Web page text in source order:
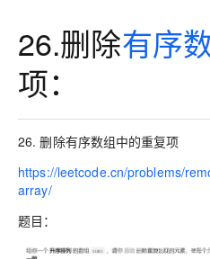
26.删除有序
项：
26. 删除有序数组中的重复项
https://leetcode.cn/problems/
array/
题目：